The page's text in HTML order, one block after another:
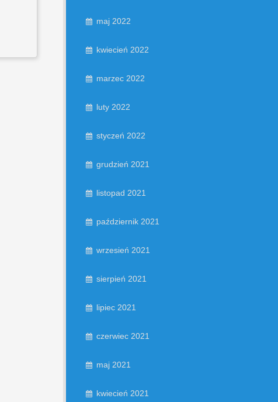
maj 2022
kwiecień 2022
marzec 2022
luty 2022
styczeń 2022
grudzień 2021
listopad 2021
październik 2021
wrzesień 2021
sierpień 2021
lipiec 2021
czerwiec 2021
maj 2021
kwiecień 2021